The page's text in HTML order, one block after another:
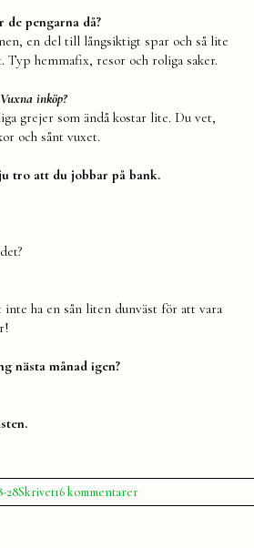
de pengarna då?
en del till långsiktigt spar och så lite
hemmafix, resor och roliga saker.
Vuxna inköp?
grejer som ändå kostar lite. Du vet,
och sånt vuxet.
tro att du jobbar på bank.
ha en sån liten dunväst för att vara
nästa månad igen?
28Publicerat
i
SkrivetEtiketter:
bank,
16 kommentarertill
Ett